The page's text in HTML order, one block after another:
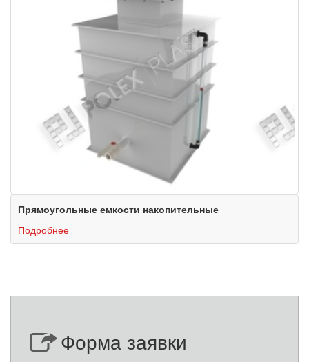
Прямоугольные емкости накопительные
Подробнее
Форма заявки